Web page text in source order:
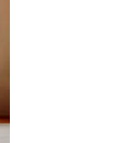
y deslizando la pantalla.